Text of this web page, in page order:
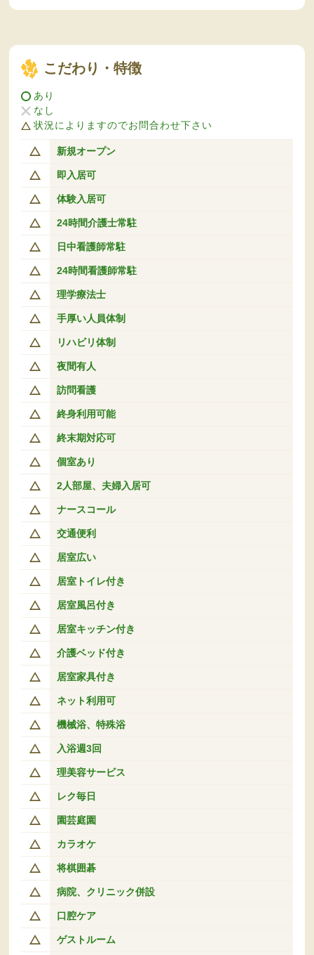
こだわり・特徴
あり
なし
状況によりますのでお問合わせ下さい
新規オープン
即入居可
体験入居可
24時間介護士常駐
日中看護師常駐
24時間看護師常駐
理学療法士
手厚い人員体制
リハビリ体制
夜間有人
訪問看護
終身利用可能
終末期対応可
個室あり
2人部屋、夫婦入居可
ナースコール
交通便利
居室広い
居室トイレ付き
居室風呂付き
居室キッチン付き
介護ベッド付き
居室家具付き
ネット利用可
機械浴、特殊浴
入浴週3回
理美容サービス
レク毎日
園芸庭園
カラオケ
将棋囲碁
病院、クリニック併設
口腔ケア
ゲストルーム